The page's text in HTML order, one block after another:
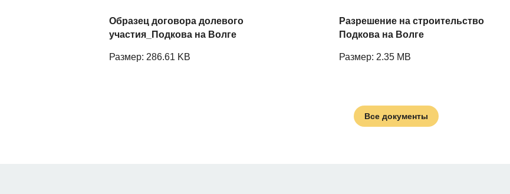
Образец договора долевого
участия_Подкова на Волге
Размер: 286.61 KB
Разрешение на строительство
Подкова на Волге
Размер: 2.35 MB
Все документы